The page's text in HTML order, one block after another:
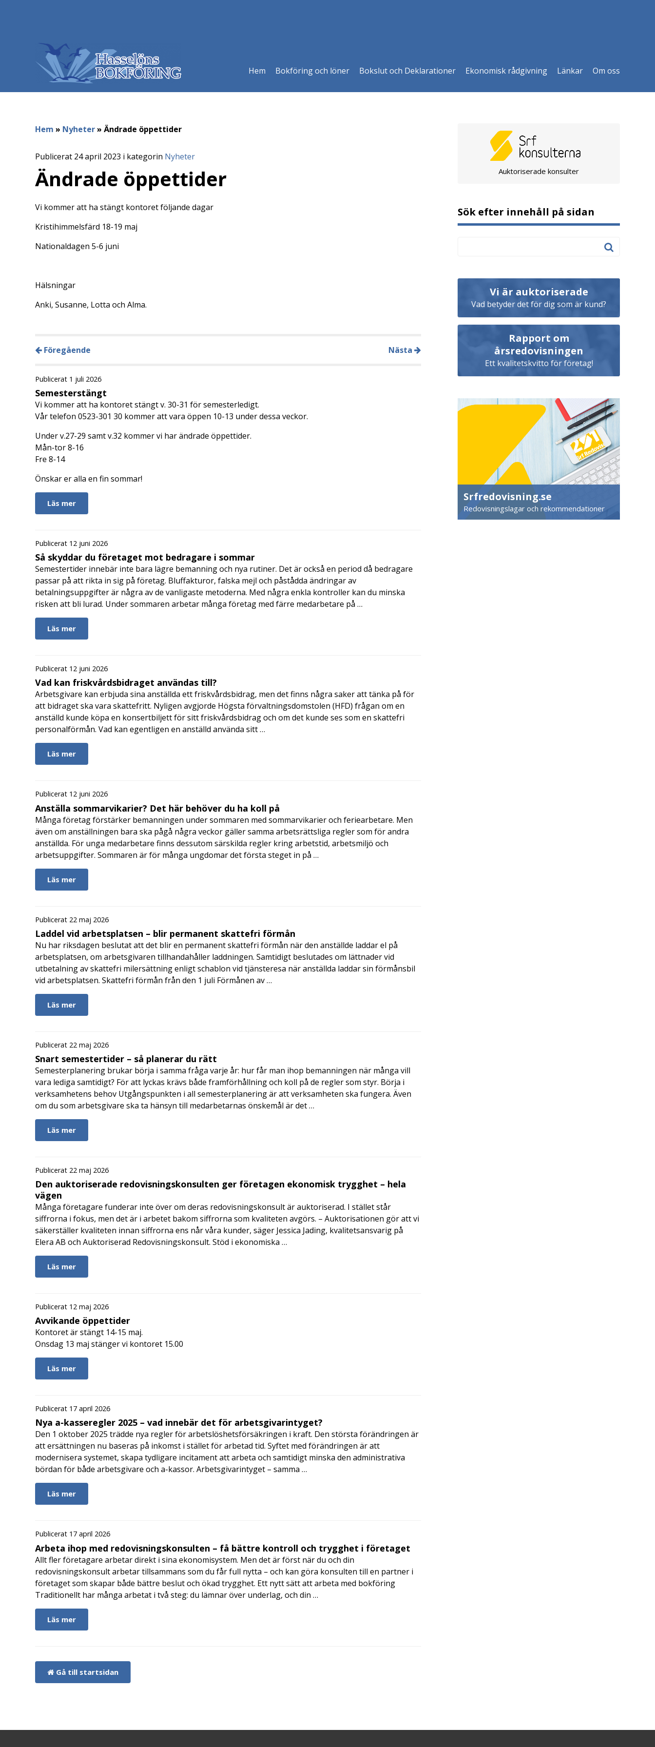
Hem Bokföring och löner Bokslut och Deklarationer Ekonomisk rådgivning Länkar Om oss
Hem » Nyheter» Ändrade öppettider
Publicerat 24 april 2023 i kategorin Nyheter
Ändrade öppettider
Vi kommer att ha stängt kontoret följande dagar
Kristihimmelsfärd 18-19 maj
Nationaldagen 5-6 juni
Hälsningar
Anki, Susanne, Lotta och Alma.
Föregående Nästa
Publicerat 1 juli 2026
Semesterstängt
Vi kommer att ha kontoret stängt v. 30-31 för semesterledigt.
Vår telefon 0523-301 30 kommer att vara öppen 10-13 under dessa veckor.
Under v.27-29 samt v.32 kommer vi har ändrade öppettider.
Mån-tor 8-16
Fre 8-14
Önskar er alla en fin sommar!
Läs mer
Publicerat 12 juni 2026
Så skyddar du företaget mot bedragare i sommar
Semestertider innebär inte bara lägre bemanning och nya rutiner. Det är också en period då bedragare
passar på att rikta in sig på företag. Bluffakturor, falska mejl och påstådda ändringar av
betalningsuppgifter är några av de vanligaste metoderna. Med några enkla kontroller kan du minska
risken att bli lurad. Under sommaren arbetar många företag med färre medarbetare på …
Läs mer
Publicerat 12 juni 2026
Vad kan friskvårdsbidraget användas till?
Arbetsgivare kan erbjuda sina anställda ett friskvårdsbidrag, men det finns några saker att tänka på för
att bidraget ska vara skattefritt. Nyligen avgjorde Högsta förvaltningsdomstolen (HFD) frågan om en
anställd kunde köpa en konsertbiljett för sitt friskvårdsbidrag och om det kunde ses som en skattefri
personalförmån. Vad kan egentligen en anställd använda sitt …
Läs mer
Publicerat 12 juni 2026
Anställa sommarvikarier? Det här behöver du ha koll på
Många företag förstärker bemanningen under sommaren med sommarvikarier och feriearbetare. Men
även om anställningen bara ska pågå några veckor gäller samma arbetsrättsliga regler som för andra
anställda. För unga medarbetare finns dessutom särskilda regler kring arbetstid, arbetsmiljö och
arbetsuppgifter. Sommaren är för många ungdomar det första steget in på …
Läs mer
Publicerat 22 maj 2026
Laddel vid arbetsplatsen – blir permanent skattefri förmån
Nu har riksdagen beslutat att det blir en permanent skattefri förmån när den anställde laddar el på
arbetsplatsen, om arbetsgivaren tillhandahåller laddningen. Samtidigt beslutades om lättnader vid
utbetalning av skattefri milersättning enligt schablon vid tjänsteresa när anställda laddar sin förmånsbil
vid arbetsplatsen. Skattefri förmån från den 1 juli Förmånen av …
Läs mer
Publicerat 22 maj 2026
Snart semestertider – så planerar du rätt
Semesterplanering brukar börja i samma fråga varje år: hur får man ihop bemanningen när många vill
vara lediga samtidigt? För att lyckas krävs både framförhållning och koll på de regler som styr. Börja i
verksamhetens behov Utgångspunkten i all semesterplanering är att verksamheten ska fungera. Även
om du som arbetsgivare ska ta hänsyn till medarbetarnas önskemål är det …
Läs mer
Publicerat 22 maj 2026
Den auktoriserade redovisningskonsulten ger företagen ekonomisk trygghet – hela
vägen
Många företagare funderar inte över om deras redovisningskonsult är auktoriserad. I stället står
siffrorna i fokus, men det är i arbetet bakom siffrorna som kvaliteten avgörs. – Auktorisationen gör att vi
säkerställer kvaliteten innan siffrorna ens når våra kunder, säger Jessica Jading, kvalitetsansvarig på
Elera AB och Auktoriserad Redovisningskonsult. Stöd i ekonomiska …
Läs mer
Publicerat 12 maj 2026
Avvikande öppettider
Kontoret är stängt 14-15 maj.
Onsdag 13 maj stänger vi kontoret 15.00
Läs mer
Publicerat 17 april 2026
Nya a-kasseregler 2025 – vad innebär det för arbetsgivarintyget?
Den 1 oktober 2025 trädde nya regler för arbetslöshetsförsäkringen i kraft. Den största förändringen är
att ersättningen nu baseras på inkomst i stället för arbetad tid. Syftet med förändringen är att
modernisera systemet, skapa tydligare incitament att arbeta och samtidigt minska den administrativa
bördan för både arbetsgivare och a-kassor. Arbetsgivarintyget – samma …
Läs mer
Publicerat 17 april 2026
Arbeta ihop med redovisningskonsulten – få bättre kontroll och trygghet i företaget
Allt fler företagare arbetar direkt i sina ekonomisystem. Men det är först när du och din
redovisningskonsult arbetar tillsammans som du får full nytta – och kan göra konsulten till en partner i
företaget som skapar både bättre beslut och ökad trygghet. Ett nytt sätt att arbeta med bokföring
Traditionellt har många arbetat i två steg: du lämnar över underlag, och din …
Läs mer
Gå till startsidan
Auktoriserade konsulter
Sök efter innehåll på sidan
Vi är auktoriserade
Vad betyder det för dig som är kund?
Rapport om
årsredovisningen
Ett kvalitetskvitto för företag!
Srfredovisning.se
Redovisningslagar och rekommendationer